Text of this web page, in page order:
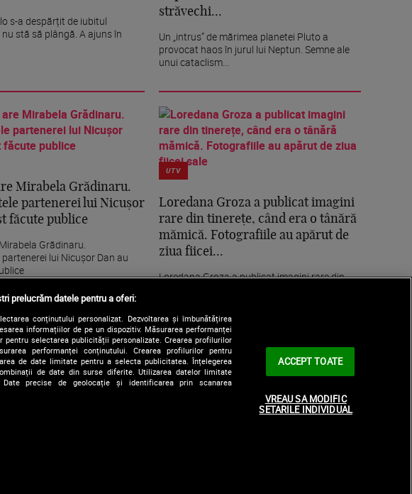
s-a despărțit de iubitul
stă să plângă. A ajuns în
străvechi...
Un „intrus” de mărimea planetei Pluto a
provocat haos în jurul lui Neptun. Semne ale
unui cataclism...
Mirabela Grădinaru.
partenerei lui Nicușor
făcute publice
Grădinaru.
lui Nicușor Dan au
UTV
Loredana Groza a publicat imagini
rare din tinerețe, când era o tânără
mămică. Fotografiile au apărut de
ziua fiicei...
Loredana Groza a publicat imagini rare din
prelucrăm datele pentru a oferi:
conținutului personalizat. Dezvoltarea și îmbunătățirea
informațiilor de pe un dispozitiv. Măsurarea performanței
pentru selectarea publicității personalizate. Crearea profilurilor
performanței conținutului. Crearea profilurilor pentru
de date limitate pentru a selecta publicitatea. Înțelegerea
de date din surse diferite. Utilizarea datelor limitate
precise de geolocație și identificarea prin scanarea
ACCEPT TOATE
VREAU SA MODIFIC
SETARILE INDIVIDUAL